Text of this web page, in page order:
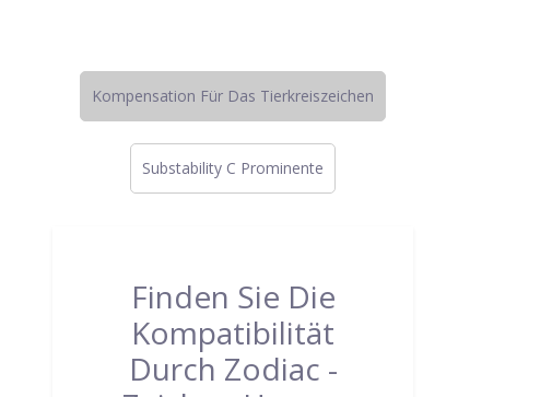
Kompensation Für Das Tierkreiszeichen
Substability C Prominente
Finden Sie Die
Kompatibilität
Durch Zodiac -